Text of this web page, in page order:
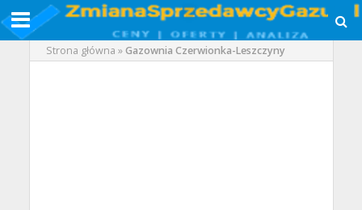
Strona główna »Gazownia Czerwionka-Leszczyny